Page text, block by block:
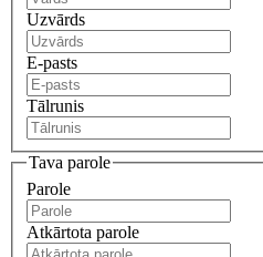
Uzvārds
E-pasts
Tālrunis
Tava parole
Parole
Atkārtota parole